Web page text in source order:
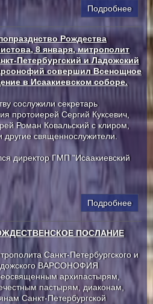
Подробнее
Рождества
8 января, митрополит
Петербургский и Ладожский
совершил Всенощное
в Исаакиевском соборе.
сослужили секретарь
протоиерей Сергий Куксевич,
Роман Ковальский с клиром,
священнослужители.
директор ГМП "Исаакиевский
Подробнее
ПОСЛАНИЕ
Санкт-Петербургского и
ВАРСОНОФИЯ
архипастырям,
пастырям, диаконам,
Санкт-Петербургской